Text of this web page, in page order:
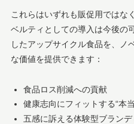
これらはいずれも販促用ではな
ベルティとしての導入は今後の
したアップサイクル食品を、ノ
な価値を提供できます：
食品ロス削減への貢献
健康志向にフィットする“本
五感に訴える体験型ブランデ